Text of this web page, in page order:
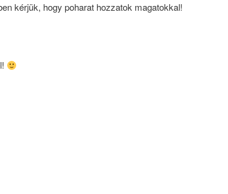
kérjük, hogy poharat hozzatok magatokkal!